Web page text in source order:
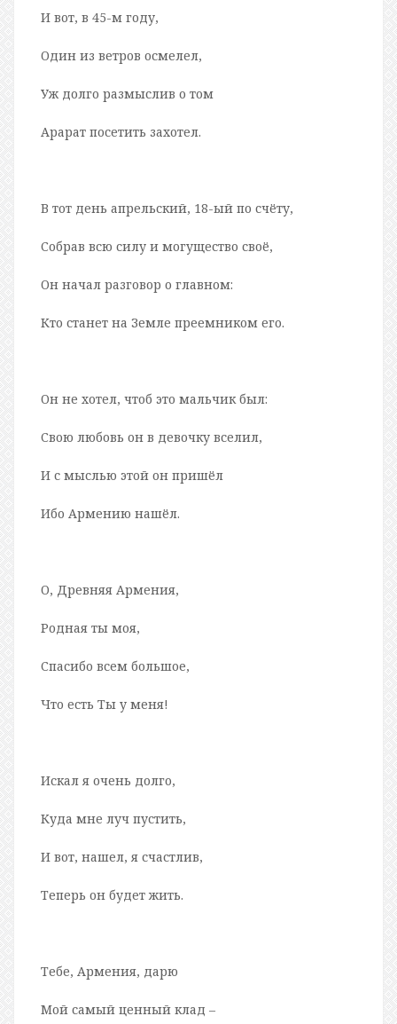
И вот, в 45-м году,
Один из ветров осмелел,
Уж долго размыслив о том
Арарат посетить захотел.
В тот день апрельский, 18-ый по счёту,
Собрав всю силу и могущество своё,
Он начал разговор о главном:
Кто станет на Земле преемником его.
Он не хотел, чтоб это мальчик был:
Свою любовь он в девочку вселил,
И с мыслью этой он пришёл
Ибо Армению нашёл.
О, Древняя Армения,
Родная ты моя,
Спасибо всем большое,
Что есть Ты у меня!
Искал я очень долго,
Куда мне луч пустить,
И вот, нашел, я счастлив,
Теперь он будет жить.
Тебе, Армения, дарю
Мой самый ценный клад –